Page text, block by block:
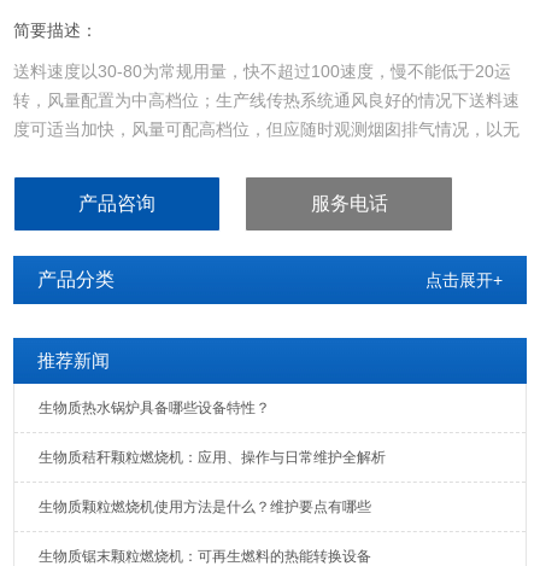
简要描述：
送料速度以30-80为常规用量，快不超过100速度，慢不能低于20运
转，风量配置为中高档位；生产线传热系统通风良好的情况下送料速
度可适当加快，风量可配高档位，但应随时观测烟囱排气情况，以无
产品咨询 服务电话
产品分类 点击展开+
推荐新闻
生物质热水锅炉具备哪些设备特性？
生物质秸秆颗粒燃烧机：应用、操作与日常维护全解析
生物质颗粒燃烧机使用方法是什么？维护要点有哪些
生物质锯末颗粒燃烧机：可再生燃料的热能转换设备